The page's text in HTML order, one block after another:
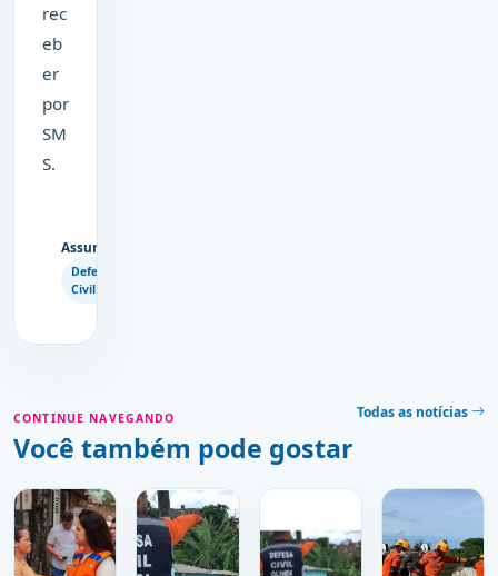
rec
eb
er
por
SM
S.
Assuntos
Defesa
Civil
CONTINUE NAVEGANDO
Você também pode gostar
Todas as notícias